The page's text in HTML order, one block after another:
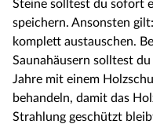
Steine solltest du sofort
speichern. Ansonsten
komplett austauschen.
Saunahäusern solltest
Jahre mit einem
behandeln, damit das
Strahlung geschützt